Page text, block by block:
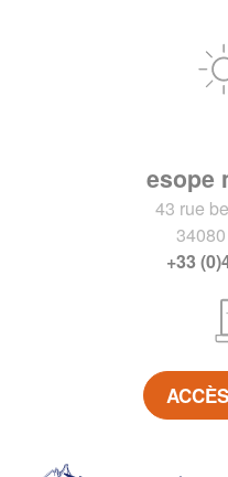
esope
43 rue
+33